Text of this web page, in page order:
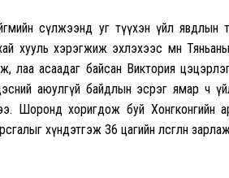
сүлжээнд уг түүхэн үйл явдлын
хууль хэрэгжиж эхлэхээс өмнө
лаа асаадаг байсан Виктория
аюулгүй байдлын эсрэг ямар ч
Шоронд хоригдож буй Хонгконгийн
хүндэтгэж 36 цагийн өлсгөлөн